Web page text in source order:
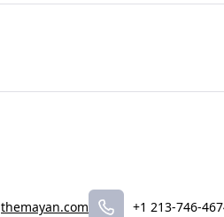
themayan.com +1 213-746-